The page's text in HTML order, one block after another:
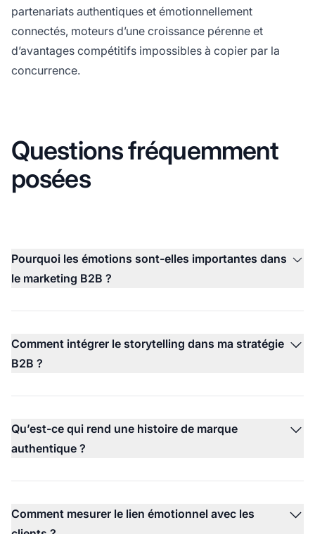
partenariats authentiques et émotionnellement
connectés, moteurs d’une croissance pérenne et
d’avantages compétitifs impossibles à copier par la
concurrence.
Questions fréquemment
posées
Pourquoi les émotions sont-elles importantes dans
le marketing B2B ?
Comment intégrer le storytelling dans ma stratégie
B2B ?
Qu’est-ce qui rend une histoire de marque
authentique ?
Comment mesurer le lien émotionnel avec les